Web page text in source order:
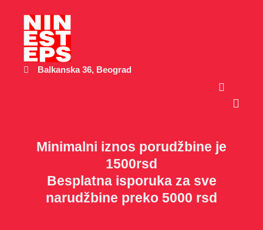
садржај
Balkanska 36, Beograd
Cart
Minimalni iznos porudžbine je
1500rsd
Besplatna isporuka za sve
narudžbine preko 5000 rsd